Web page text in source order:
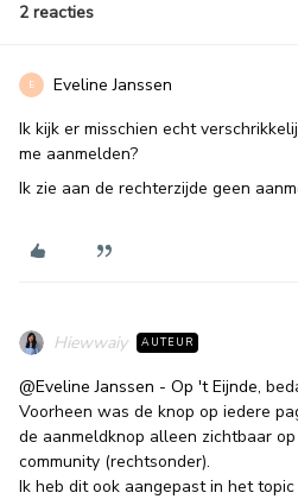
2 reacties
E Eveline Janssen
Ik kijk er misschien echt
me aanmelden?
Ik zie aan de rechterzijde geen
Hiewwaiy AUTEUR
@Eveline Janssen - Op 't Eijnde,
Voorheen was de knop op iedere
de aanmeldknop alleen zichtbaar
community (rechtsonder).
Ik heb dit ook aangepast in het